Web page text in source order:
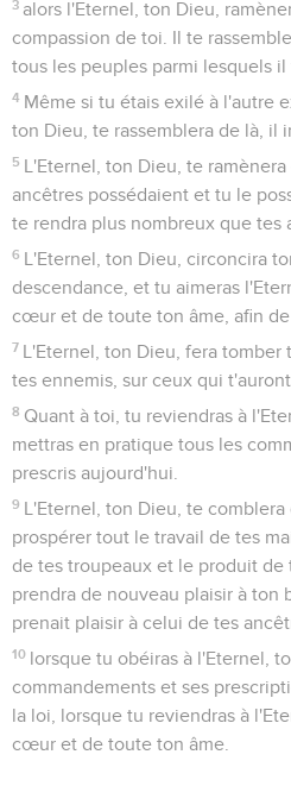
3 alors l'Eternel, ton Dieu,
compassion de toi. Il te
tous les peuples parmi lesquels il
4 Même si tu étais exilé à l'autre
ton Dieu, te rassemblera de là, il
5 L'Eternel, ton Dieu, te
ancêtres possédaient et tu le
te rendra plus nombreux que tes
6 L'Eternel, ton Dieu, circoncira
descendance, et tu aimeras
cœur et de toute ton âme, afin de
7 L'Eternel, ton Dieu, fera tomber
tes ennemis, sur ceux qui
8 Quant à toi, tu reviendras à
mettras en pratique tous les
prescris aujourd'hui.
9 L'Eternel, ton Dieu, te
prospérer tout le travail de tes
de tes troupeaux et le produit de
prendra de nouveau plaisir à ton
prenait plaisir à celui de tes
10 lorsque tu obéiras à l'Eternel,
commandements et ses
la loi, lorsque tu reviendras à
cœur et de toute ton âme.